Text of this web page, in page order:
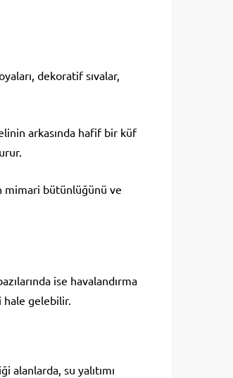
dekoratif sıvalar,
arkasında hafif bir küf
mimari bütünlüğünü ve
ise havalandırma
hale gelebilir.
alanlarda, su yalıtımı